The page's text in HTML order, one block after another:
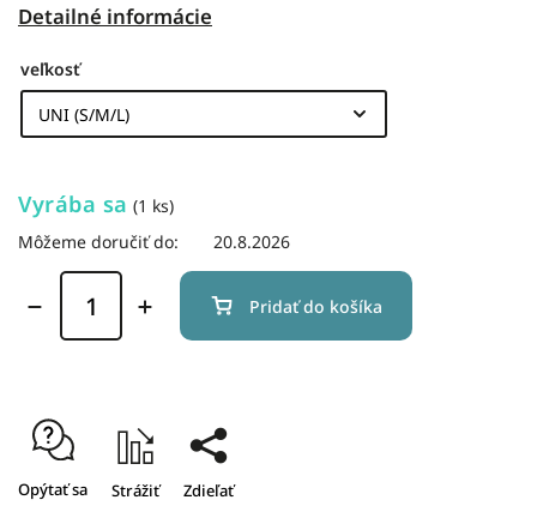
Detailné informácie
veľkosť
Vyrába sa (1 ks)
Môžeme doručiť do:
20.8.2026
Pridať do košíka
Opýtať sa Strážiť Zdieľať